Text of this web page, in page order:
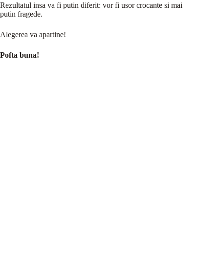
Rezultatul insa va fi putin diferit: vor fi usor crocante si mai
putin fragede.
Alegerea va apartine!
Pofta buna!